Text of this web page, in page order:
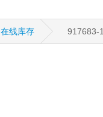
在线库存 917683-1